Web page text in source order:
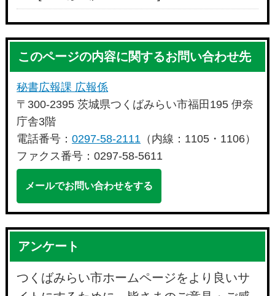
このページの内容に関するお問い合わせ先
秘書広報課 広報係
〒300-2395 茨城県つくばみらい市福田195 伊奈
庁舎3階
電話番号：0297-58-2111 （内線：1105・1106）
ファクス番号：0297-58-5611
メールでお問い合わせをする
アンケート
つくばみらい市ホームページをより良いサ